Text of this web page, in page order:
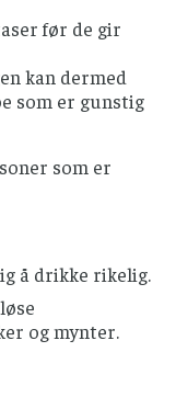
før de gir
kan dermed
som er gunstig
som er
å drikke rikelig.
og mynter.